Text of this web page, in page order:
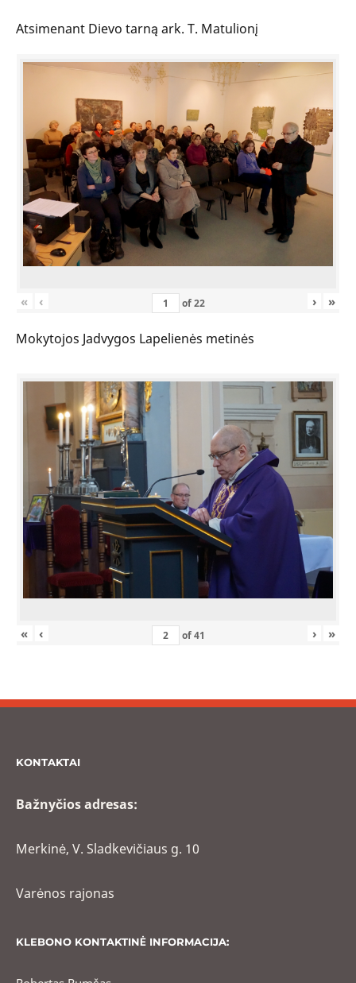
Atsimenant Dievo tarną ark. T. Matulionį
« ‹ of22 › »
Mokytojos Jadvygos Lapelienės metinės
« ‹ of41 › »
KONTAKTAI
Bažnyčios adresas:
Merkinė, V. Sladkevičiaus g. 10
Varėnos rajonas
KLEBONO KONTAKTINĖ INFORMACIJA: